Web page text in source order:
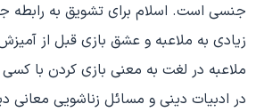
جنسی است. اسلام برای تشویق به
زیادی به ملاعبه و عشق بازی قبل از
ملاعبه در لغت به معنی بازی کردن با کسی
در ادبیات دینی و مسائل زناشویی معانی